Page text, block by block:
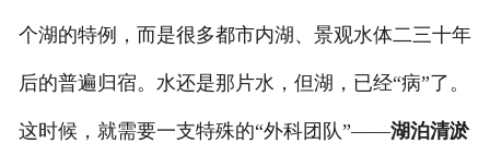
个湖的特例，而是很多都市内湖、景观水体二三十年
后的普遍归宿。水还是那片水，但湖，已经“病”了。
这时候，就需要一支特殊的“外科团队”——湖泊清淤